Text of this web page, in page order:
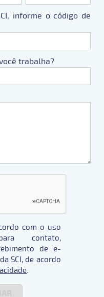
informe o código de
trabalha?
com o uso
contato,
de e-
SCI, de acordo
.